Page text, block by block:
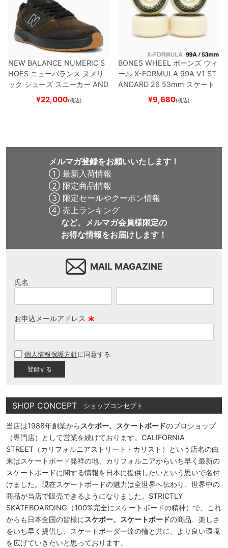
NEW BALANCE NUMERIC S
HOES ニューバランス ヌメリ
ック シューズ スニーカー AND
REW REYNOLDS 933
BROWN/BLACKスケート
¥22,000(税込)
BONES WHEEL ボーンズ ウィ
ール X-FORMULA 99A V1 ST
ANDARD 26 53mm スケート
ボード スケボー
¥9,680(税込)
メルマガ登録をお願いいたします！
① 最新入荷情報
② 限定商品情報
③ 限定セールやクーポン情報
④ 売上ランキング
など、メルマガ会員様限定の
お得な情報をお届けします！
MAIL MAGAZINE
氏名
お申込メールアドレス
須
個人情報保護方針に同意する
SHOP CONCEPT ショップコンセプト
当店は1988年創業から スケボー、スケートボードのプロショップ
（専門店）として営業を続けております。CALIFORNIA
STREET（カリフォルニアストリート・カリスト）という店名の由
来はスケートボード発祥の地、カリフォルニアからいち早く最新の
スケートボードに関する情報を日本に提供したいという思いで名付
けました。現在スケートボードの魅力は全世界へ伝わり、世界中の
商品が当店で販売できるようになりました。STRICTLY
SKATEBOARDING（100%完全にスケートボードの精神）で、これ
からも日本全国の皆様に スケボー、スケートボードの商品、楽しさ
をいち早く提供し、スケートボーダー達の輪と共に、より良い環境
を広げていきたいと思っております。